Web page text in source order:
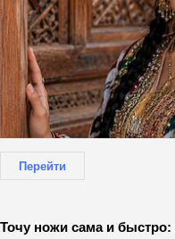
Перейти
Точу ножи сама и быстро: